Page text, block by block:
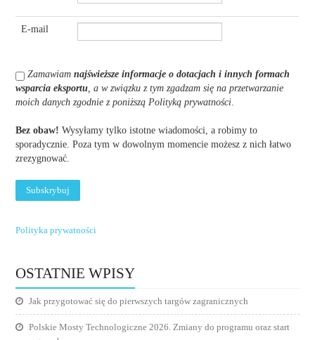
E-mail
Zamawiamnajświeższe informacje o dotacjach i innych formach
wsparcia eksportu , a w związku z tym zgadzam się na przetwarzanie
moich danych zgodnie z poniższą Polityką prywatności
Bez obaw! Wysyłamy tylko istotne wiadomości, a robimy to
sporadycznie. Poza tym w dowolnym momencie możesz z nich łatwo
zrezygnować.
Polityka prywatności
OSTATNIE WPISY
Jak przygotować się do pierwszych targów zagranicznych
Polskie Mosty Technologiczne 2026. Zmiany do programu oraz start